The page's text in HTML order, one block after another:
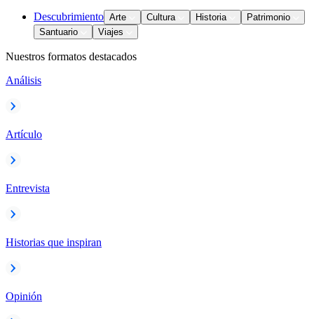
Descubrimiento Arte Cultura Historia
Patrimonio
Santuario
Viajes
Nuestros formatos destacados
Análisis
Artículo
Entrevista
Historias que inspiran
Opinión